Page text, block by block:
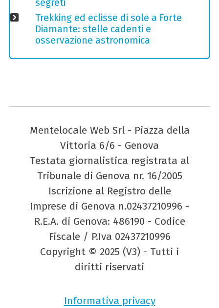
segreti
Trekking ed eclisse di sole a Forte
Diamante: stelle cadenti e
osservazione astronomica
Mentelocale Web Srl - Piazza della
Vittoria 6/6 - Genova
Testata giornalistica registrata al
Tribunale di Genova nr. 16/2005
Iscrizione al Registro delle
Imprese di Genova n.02437210996 -
R.E.A. di Genova: 486190 - Codice
Fiscale / P.Iva 02437210996
Copyright © 2025 (V3) - Tutti i
diritti riservati
Informativa privacy